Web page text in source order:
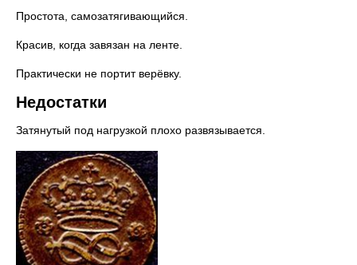
Простота, самозатягивающийся.
Красив, когда завязан на ленте.
Практически не портит верёвку.
Недостатки
Затянутый под нагрузкой плохо развязывается.